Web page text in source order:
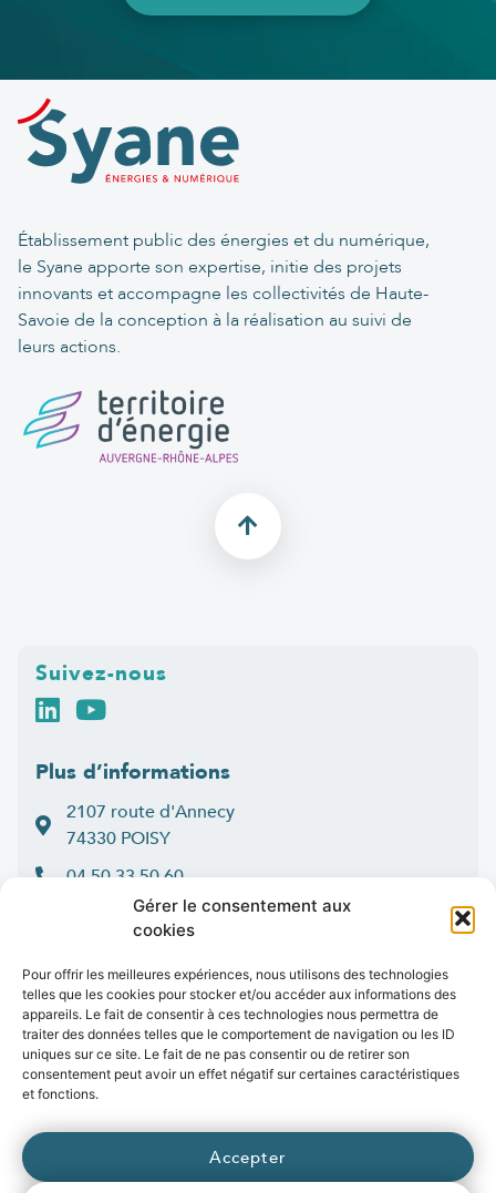
Gérer le consentement aux
cookies
Pour offrir les meilleures expériences, nous utilisons des technologies
telles que les cookies pour stocker et/ou accéder aux informations des
appareils. Le fait de consentir à ces technologies nous permettra de
traiter des données telles que le comportement de navigation ou les ID
uniques sur ce site. Le fait de ne pas consentir ou de retirer son
consentement peut avoir un effet négatif sur certaines caractéristiques
et fonctions.
Accepter
Établissement public des énergies et du numérique,
le Syane apporte son expertise, initie des projets
innovants et accompagne les collectivités de Haute-
Savoie de la conception à la réalisation au suivi de
leurs actions.
Suivez-nous
Plus d’informations
2107 route d'Annecy
74330 POISY
04 50 33 50 60
Lun > jeu : 9h-12h et 14h-16h30
9h-12h et 14h-16h
Contact
Marchés publicsPressePublications VidéosOpen data
fibre syanchaleur.fr
/
eborn.fr